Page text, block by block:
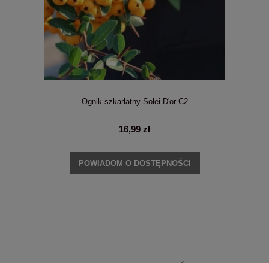
Ognik szkarłatny Solei D'or C2
16,99 zł
POWIADOM O DOSTĘPNOŚCI